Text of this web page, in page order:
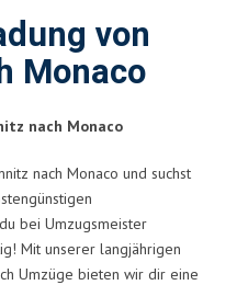
von
Monaco
nach Monaco
nach Monaco und suchst
bei Umzugsmeister
Mit unserer langjährigen
Umzüge bieten wir dir eine